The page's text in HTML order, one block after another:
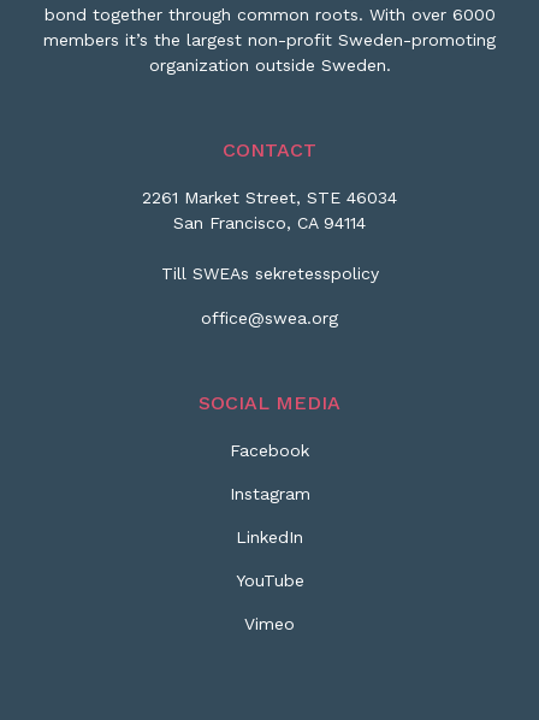
bond together through common roots. With over 6000
members it’s the largest non-profit Sweden-promoting
organization outside Sweden.
CONTACT
2261 Market Street, STE 46034
San Francisco, CA 94114
Till SWEAs sekretesspolicy
office@swea.org
SOCIAL MEDIA
Facebook
Instagram
LinkedIn
YouTube
Vimeo